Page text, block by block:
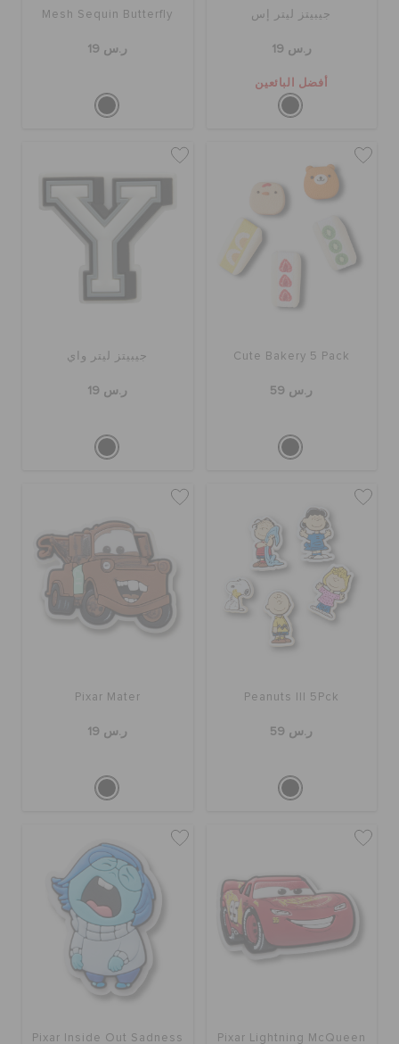
جيبيتز ليتر إس
ر.س 19
أفضل البائعين
Mesh Sequin Butterfly
ر.س 19
Cute Bakery 5 Pack
ر.س 59
جيبيتز ليتر واي
ر.س 19
Peanuts III 5Pck
ر.س 59
Pixar Mater
ر.س 19
Pixar Lightning McQueen
Pixar Inside Out Sadness